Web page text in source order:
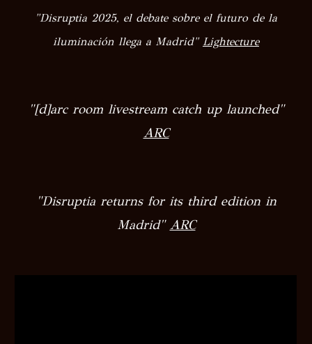
"Disruptia 2025, el debate sobre el futuro de la
iluminación llega a Madrid" Lightecture
"[d]arc room livestream catch up launched"
ARC
"Disruptia returns for its third edition in
Madrid" ARC